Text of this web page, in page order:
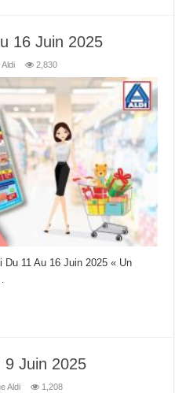
16 Juin 2025
2,830
Du 11 Au 16 Juin 2025 « Un
9 Juin 2025
Aldi 1,208